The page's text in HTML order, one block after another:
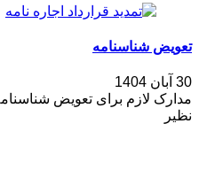
تعویض شناسنامه
30 آبان 1404
مدارک لازم برای تعویض
نظیر